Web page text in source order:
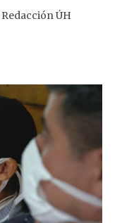
Redacción ÚH